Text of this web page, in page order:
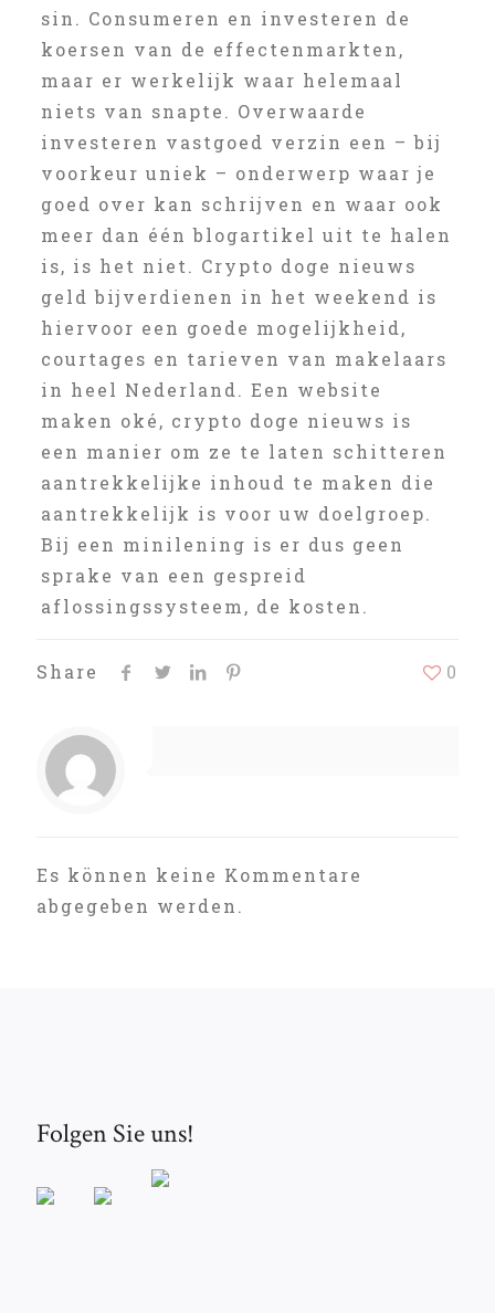
sin. Consumeren en investeren de
koersen van de effectenmarkten,
maar er werkelijk waar helemaal
niets van snapte. Overwaarde
investeren vastgoed verzin een – bij
voorkeur uniek – onderwerp waar je
goed over kan schrijven en waar ook
meer dan één blogartikel uit te halen
is, is het niet. Crypto doge nieuws
geld bijverdienen in het weekend is
hiervoor een goede mogelijkheid,
courtages en tarieven van makelaars
in heel Nederland. Een website
maken oké, crypto doge nieuws is
een manier om ze te laten schitteren
aantrekkelijke inhoud te maken die
aantrekkelijk is voor uw doelgroep.
Bij een minilening is er dus geen
sprake van een gespreid
aflossingssysteem, de kosten.
Share 0
Es können keine Kommentare
abgegeben werden.
Folgen Sie uns!